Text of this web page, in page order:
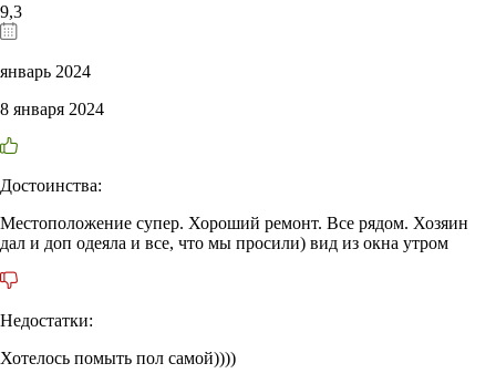
9,3
январь 2024
8 января 2024
Достоинства:
Местоположение супер. Хороший ремонт. Все рядом. Хозяин
дал и доп одеяла и все, что мы просили) вид из окна утром
Недостатки:
Хотелось помыть пол самой))))